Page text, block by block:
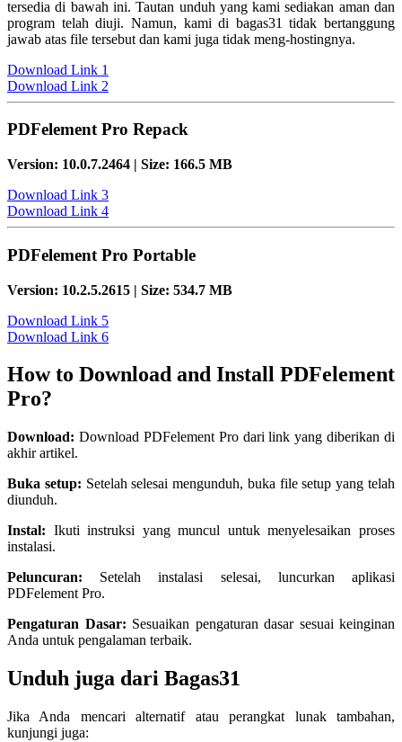
tersedia di bawah ini. Tautan unduh yang kami sediakan aman dan
program telah diuji. Namun, kami di bagas31 tidak bertanggung
jawab atas file tersebut dan kami juga tidak meng-hostingnya.
Download Link 1
Download Link 2
PDFelement Pro Repack
Version: 10.0.7.2464 | Size: 166.5 MB
Download Link 3
Download Link 4
PDFelement Pro Portable
Version: 10.2.5.2615 | Size: 534.7 MB
Download Link 5
Download Link 6
How to Download and Install PDFelement
Pro?
Download: Download PDFelement Pro dari link yang diberikan di
akhir artikel.
Buka setup: Setelah selesai mengunduh, buka file setup yang telah
diunduh.
Instal: Ikuti instruksi yang muncul untuk menyelesaikan proses
instalasi.
Peluncuran: Setelah instalasi selesai, luncurkan aplikasi
PDFelement Pro.
Pengaturan Dasar: Sesuaikan pengaturan dasar sesuai keinginan
Anda untuk pengalaman terbaik.
Unduh juga dari Bagas31
Jika Anda mencari alternatif atau perangkat lunak tambahan,
kunjungi juga: